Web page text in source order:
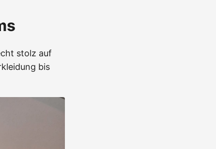
stolz auf
bis